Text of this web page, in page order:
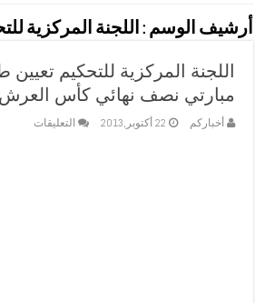
أرشيف الوسم : اللجنة المركزية
اللجنة المركزية للتحكيم
مبارتي نصف نهائي كأس العرش
أخباركم 22 أكتوبر,2013 التعليقات